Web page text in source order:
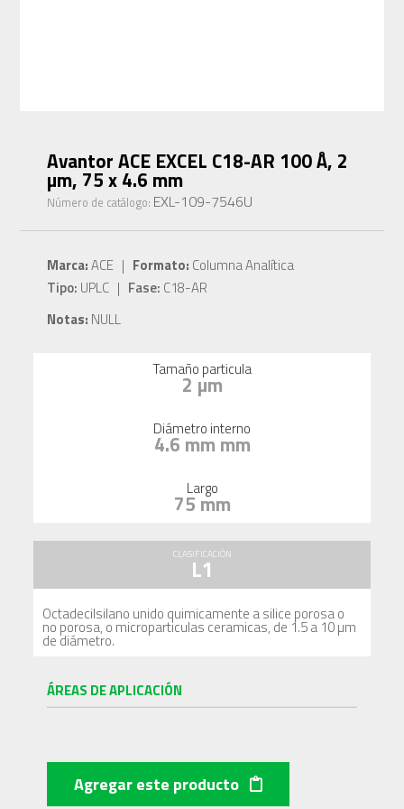
Avantor ACE EXCEL C18-AR 100 Å, 2
µm, 75 x 4.6 mm
Número de catálogo: EXL-109-7546U
Marca:ACE | Formato: Columna Analítica
Tipo: UPLC | Fase: C18-AR
Notas: NULL
Tamaño particula
2 µm
Diámetro interno
4.6 mm mm
Largo
75 mm
CLASIFICACIÓN
L1
Octadecilsilano unido quimicamente a silice porosa o
no porosa, o microparticulas ceramicas, de 1.5 a 10 µm
de diámetro.
ÁREAS DE APLICACIÓN
Agregar este producto